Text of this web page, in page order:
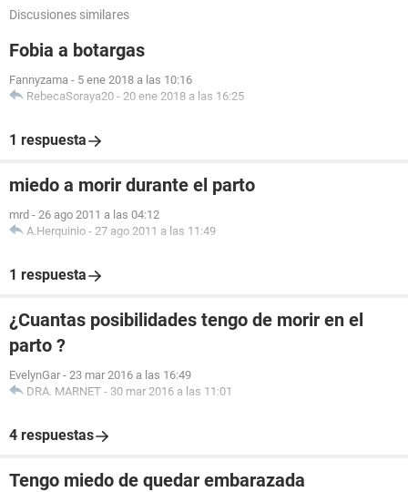
Discusiones similares
Fobia a botargas
Fannyzama - 5 ene 2018 a las 10:16
RebecaSoraya20 - 20 ene 2018 a las 16:25
1 respuesta
miedo a morir durante el parto
mrd - 26 ago 2011 a las 04:12
A.Herquinio - 27 ago 2011 a las 11:49
1 respuesta
¿Cuantas posibilidades tengo de morir en el
parto ?
EvelynGar - 23 mar 2016 a las 16:49
DRA. MARNET - 30 mar 2016 a las 11:01
4 respuestas
Tengo miedo de quedar embarazada